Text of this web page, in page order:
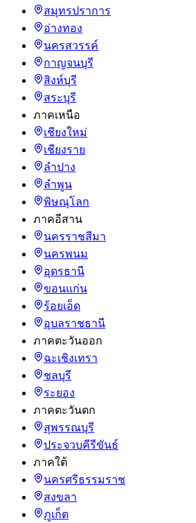
สมุทรปราการ
อ่างทอง
นครสวรรค์
กาญจนบุรี
สิงห์บุรี
สระบุรี
ภาคเหนือ
เชียงใหม่
เชียงราย
ลำปาง
ลำพูน
พิษณุโลก
ภาคอีสาน
นครราชสีมา
นครพนม
อุดรธานี
ขอนแก่น
ร้อยเอ็ด
อุบลราชธานี
ภาคตะวันออก
ฉะเชิงเทรา
ชลบุรี
ระยอง
ภาคตะวันตก
สุพรรณบุรี
ประจวบคีรีขันธ์
ภาคใต้
นครศรีธรรมราช
สงขลา
ภูเก็ต